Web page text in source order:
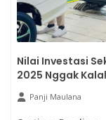
Nilai Investasi
2025 Nggak
Panji Maulana